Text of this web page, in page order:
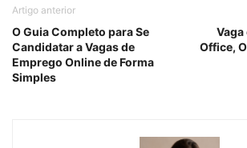
Artigo anterior
O Guia Completo para Se
Candidatar a Vagas de
Emprego Online de Forma
Simples
Vaga
Office,